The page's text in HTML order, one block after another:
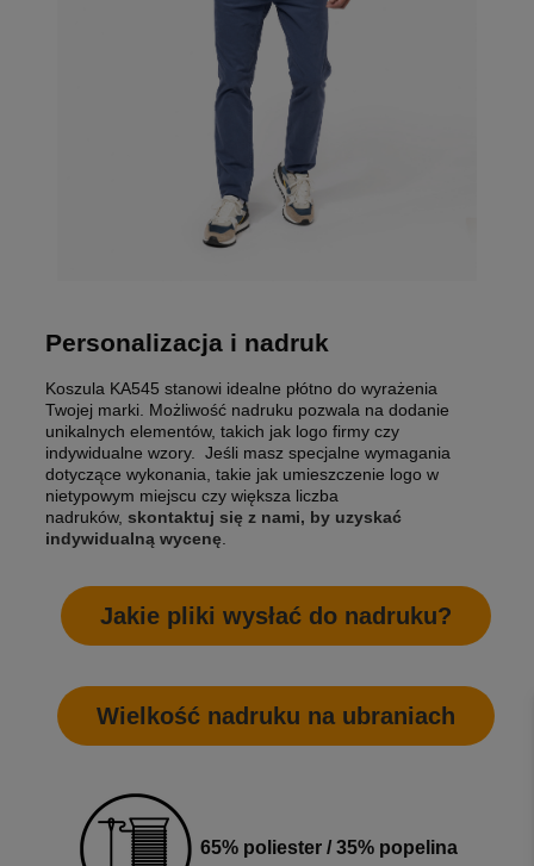
Personalizacja i nadruk
Koszula KA545 stanowi idealne płótno do wyrażenia
Twojej marki. Możliwość nadruku pozwala na dodanie
unikalnych elementów, takich jak logo firmy czy
indywidualne wzory. Jeśli masz specjalne wymagania
dotyczące wykonania, takie jak umieszczenie logo w
nietypowym miejscu czy większa liczba
nadruków, skontaktuj się z nami, by uzyskać
indywidualną wycenę.
Jakie pliki wysłać do nadruku?
Wielkość nadruku na ubraniach
65% poliester / 35% popelina